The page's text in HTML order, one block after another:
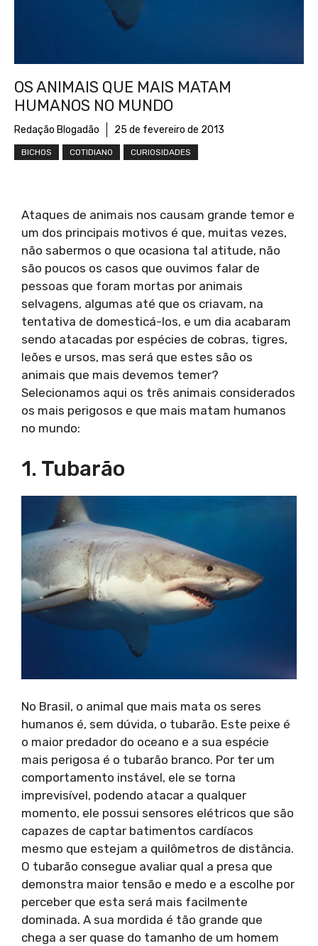
OS ANIMAIS QUE MAIS MATAM
HUMANOS NO MUNDO
Redação Blogadão 25 de fevereiro de 2013
BICHOS COTIDIANO CURIOSIDADES
Ataques de animais nos causam grande temor e
um dos principais motivos é que, muitas vezes,
não sabermos o que ocasiona tal atitude, não
são poucos os casos que ouvimos falar de
pessoas que foram mortas por animais
selvagens, algumas até que os criavam, na
tentativa de domesticá-los, e um dia acabaram
sendo atacadas por espécies de cobras, tigres,
leões e ursos, mas será que estes são os
animais que mais devemos temer?
Selecionamos aqui os três animais considerados
os mais perigosos e que mais matam humanos
no mundo:
1. Tubarão
No Brasil, o animal que mais mata os seres
humanos é, sem dúvida, o tubarão. Este peixe é
o maior predador do oceano e a sua espécie
mais perigosa é o tubarão branco. Por ter um
comportamento instável, ele se torna
imprevisível, podendo atacar a qualquer
momento, ele possui sensores elétricos que são
capazes de captar batimentos cardíacos
mesmo que estejam a quilômetros de distância.
O tubarão consegue avaliar qual a presa que
demonstra maior tensão e medo e a escolhe por
perceber que esta será mais facilmente
dominada. A sua mordida é tão grande que
chega a ser quase do tamanho de um homem